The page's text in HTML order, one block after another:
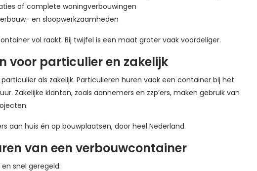
of complete woningverbouwingen
en sloopwerkzaamheden
vol raakt. Bij twijfel is een maat groter vaak voordeliger.
voor particulier en zakelijk
als zakelijk. Particulieren huren vaak een container bij het
Zakelijke klanten, zoals aannemers en zzp’ers, maken gebruik van
aan huis én op bouwplaatsen, door heel Nederland.
van een verbouwcontainer
snel geregeld: